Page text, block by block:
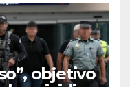
objetivo